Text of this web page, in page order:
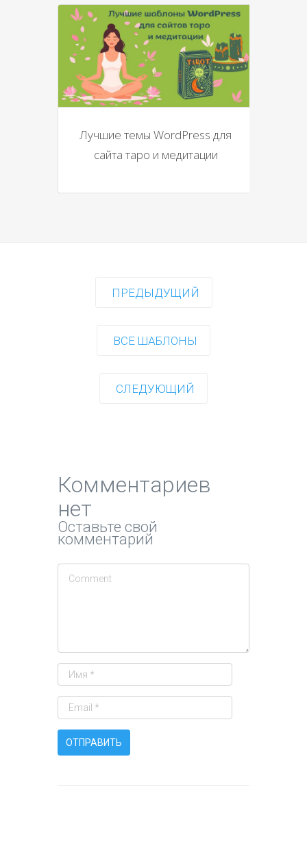
Лучшие темы WordPress для
сайта таро и медитации
ПРЕДЫДУЩИЙ
ВСЕ ШАБЛОНЫ
СЛЕДУЮЩИЙ
Комментариев
нет
Оставьте свой
комментарий